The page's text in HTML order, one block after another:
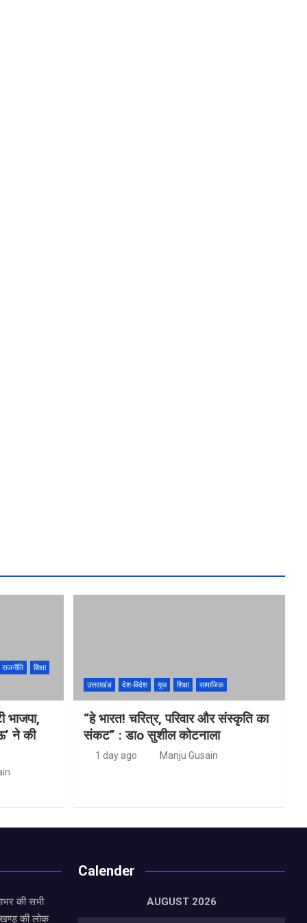
राजनीति
शिक्षा
भाजपा,
ने की
उत्तराखंड देश-विदेश यूथ शिक्षा सामाजिक
“हे भारत! चरित्र, परिवार और संस्कृति का
संकट” : डाo सुशील कोटनाला
1 day ago Manju Gusain
की सभी
की लोक
Calender
AUGUST 2026